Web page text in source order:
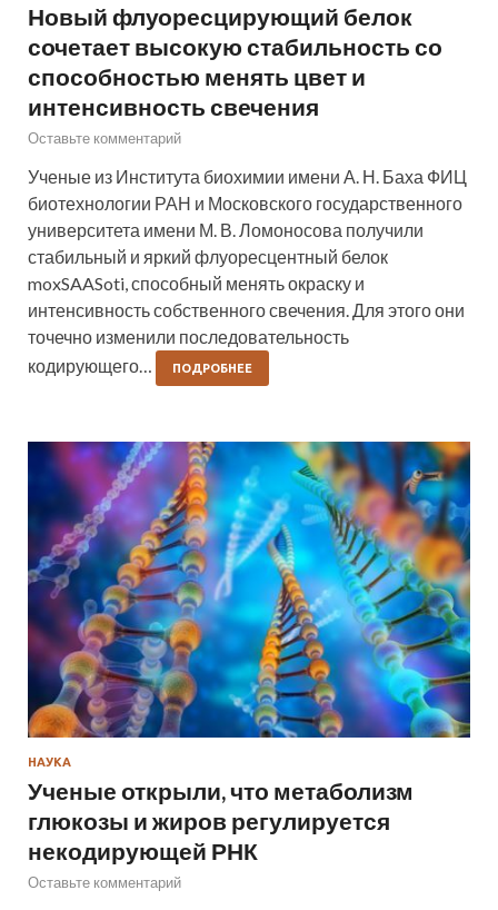
Новый флуоресцирующий белок
сочетает высокую стабильность со
способностью менять цвет и
интенсивность свечения
Оставьте комментарий
Ученые из Института биохимии имени А. Н. Баха ФИЦ
биотехнологии РАН и Московского государственного
университета имени М. В. Ломоносова получили
стабильный и яркий флуоресцентный белок
moxSAASoti, способный менять окраску и
интенсивность собственного свечения. Для этого они
точечно изменили последовательность
кодирующего…
ПОДРОБНЕЕ
НАУКА
Ученые открыли, что метаболизм
глюкозы и жиров регулируется
некодирующей РНК
Оставьте комментарий